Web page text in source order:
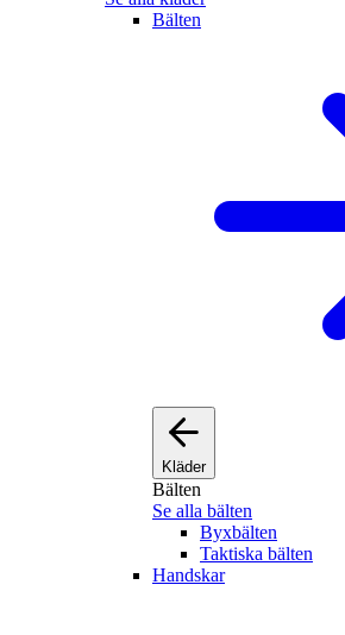
Bälten
Kläder
Bälten
Se alla bälten
Byxbälten
Taktiska bälten
Handskar